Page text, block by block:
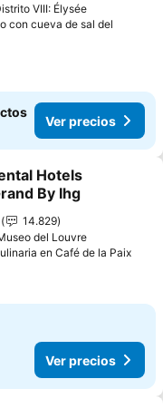
VIII: Élysée
con cueva de sal del
Ver precios
a favoritos
Hotels
By Ihg
14.829
del Louvre
en Café de la PaixVer
Ver precios